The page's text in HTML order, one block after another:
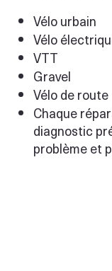
Vélo urbain
Vélo
VTT
Gravel
Vélo de route
Chaque
diagnostic
problème et